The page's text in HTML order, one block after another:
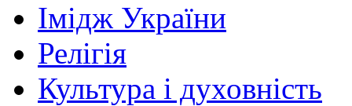
Імідж України
Релігія
Культура і духовність